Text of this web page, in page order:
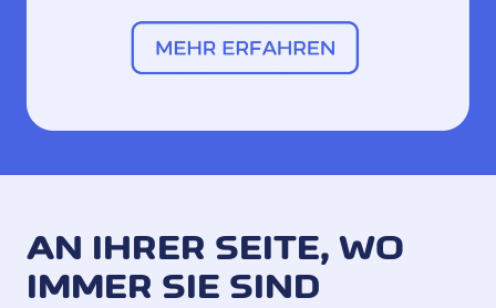
AN IHRER SEITE, WO
IMMER SIE SIND